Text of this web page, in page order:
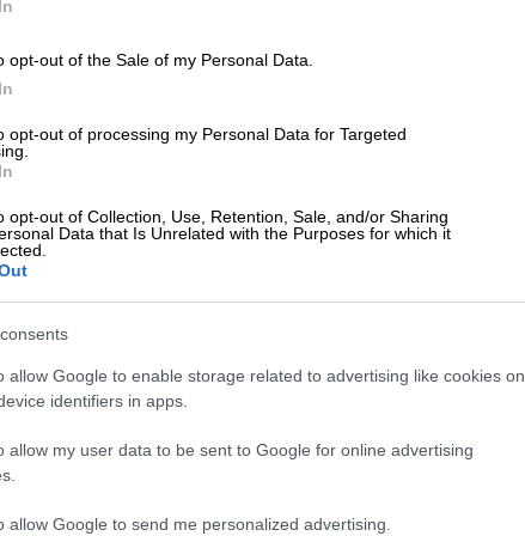
opt-out of the Sale of my Personal Data.
opt-out of processing my Personal Data for Targeted
opt-out of Collection, Use, Retention, Sale, and/or Sharing
Data that Is Unrelated with the Purposes for which it
allow Google to enable storage related to advertising like cookies on
identifiers in apps.
allow my user data to be sent to Google for online advertising
allow Google to send me personalized advertising.
που πιάστηκε στην kiss cam των
Ένα βίντεο της κατέστρεψε όλη της
Lifestyle |03.09.2025 10:08
frontman των Coldplay προς δύο
αντιδράσεις του κοινού